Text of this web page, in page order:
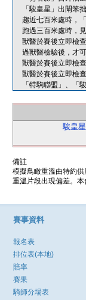
「駿皇星」出閘笨拙
趨近七百米處時，
跑過三百米處時，
獸醫於賽後立即檢
過獸醫檢驗後，才可
獸醫於賽後立即檢
獸醫於賽後立即檢
「特駒聯盟」、「
駿皇星
備註
模擬鳥瞰重溫由特約
重溫片段出現偏差。
賽事資料
報名表
排位表(本地)
賠率
賽果
騎師分場表